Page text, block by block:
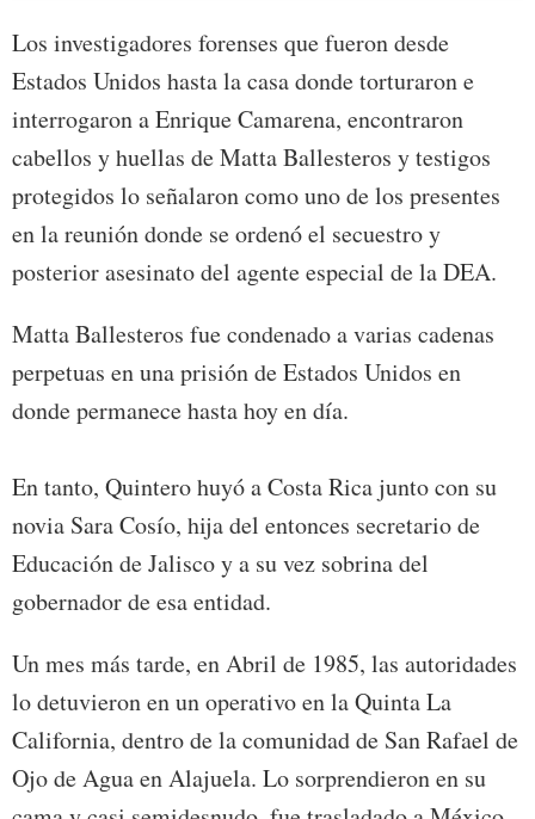
Los investigadores forenses que fueron desde
Estados Unidos hasta la casa donde torturaron e
interrogaron a Enrique Camarena, encontraron
cabellos y huellas de Matta Ballesteros y testigos
protegidos lo señalaron como uno de los presentes
en la reunión donde se ordenó el secuestro y
posterior asesinato del agente especial de la DEA.
Matta Ballesteros fue condenado a varias cadenas
perpetuas en una prisión de Estados Unidos en
donde permanece hasta hoy en día.
En tanto, Quintero huyó a Costa Rica junto con su
novia Sara Cosío, hija del entonces secretario de
Educación de Jalisco y a su vez sobrina del
gobernador de esa entidad.
Un mes más tarde, en Abril de 1985, las autoridades
lo detuvieron en un operativo en la Quinta La
California, dentro de la comunidad de San Rafael de
Ojo de Agua en Alajuela. Lo sorprendieron en su